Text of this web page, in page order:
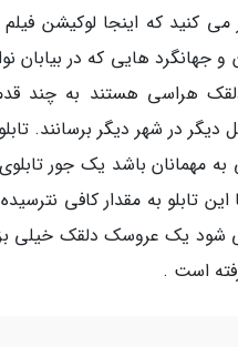
می کنید که اینجا لوکیشن
جهانگرد هایی که در بیابان
دلقک هراسی هستند به
دیگر در شهر دیگر برسانند.
مهمانان باشد یک جور
تابلو به مقدار کافی
یک عروسک دلقک خیلی
است .